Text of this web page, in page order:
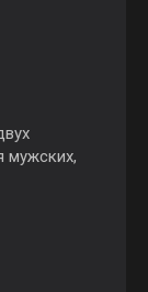
мужских,